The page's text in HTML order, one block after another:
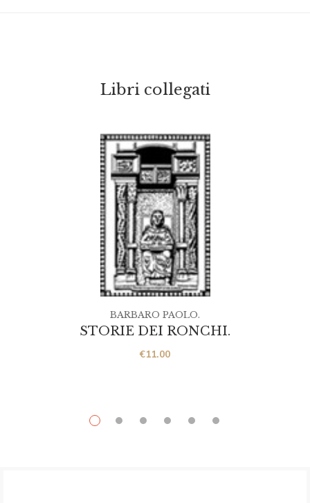
Libri collegati
STORIE DEI RONCHI.
€11.00
BARBARO PAOLO.